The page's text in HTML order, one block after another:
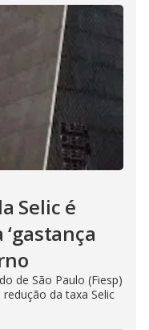
Selic é
de São Paulo (Fiesp)
da taxa Selic